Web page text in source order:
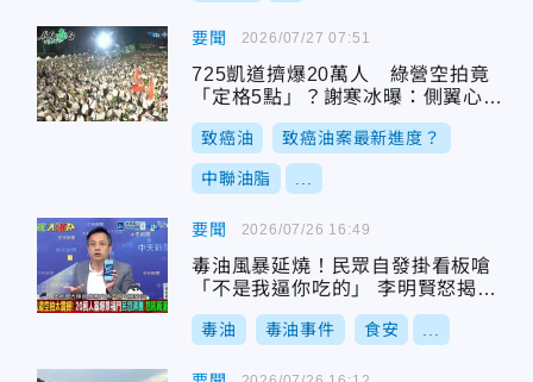
要聞
725凱道擠爆20萬人 綠營空拍竟
「定格5點」？謝寒冰曝：側翼心虛
了
致癌油 致癌油案最新進度？
中聯油脂
2026/07/27 07:51
要聞
毒油風暴延燒！民眾自發掛看板嗆
「不是我逼你吃的」 李明賢怒揭平
行時空
毒油 毒油事件 食安
2026/07/26 16:49